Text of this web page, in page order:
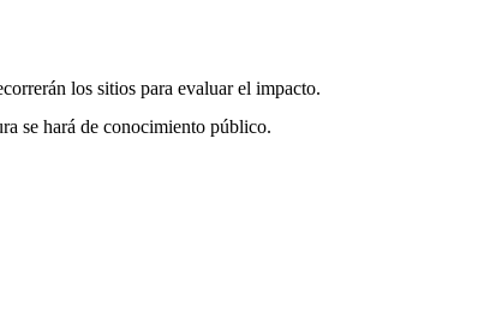
los sitios para evaluar el impacto.
se hará de conocimiento público.